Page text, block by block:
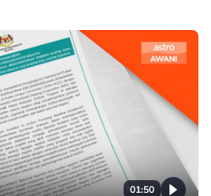
01:50